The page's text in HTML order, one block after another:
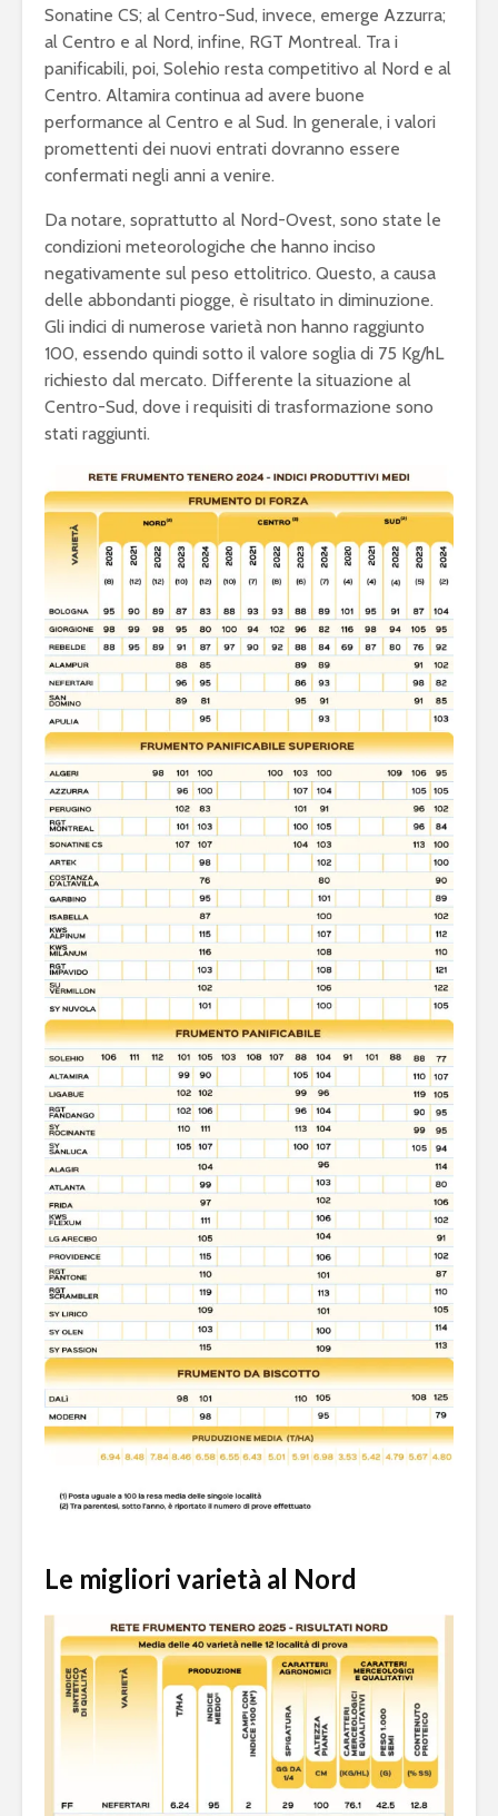
Sonatine CS; al Centro-Sud, invece, emerge Azzurra;
al Centro e al Nord, infine, RGT Montreal. Tra i
panificabili, poi, Solehio resta competitivo al Nord e al
Centro. Altamira continua ad avere buone
performance al Centro e al Sud. In generale, i valori
promettenti dei nuovi entrati dovranno essere
confermati negli anni a venire.
Da notare, soprattutto al Nord-Ovest, sono state le
condizioni meteorologiche che hanno inciso
negativamente sul peso ettolitrico. Questo, a causa
delle abbondanti piogge, è risultato in diminuzione.
Gli indici di numerose varietà non hanno raggiunto
100, essendo quindi sotto il valore soglia di 75 Kg/hL
richiesto dal mercato. Differente la situazione al
Centro-Sud, dove i requisiti di trasformazione sono
stati raggiunti.
Le migliori varietà al Nord